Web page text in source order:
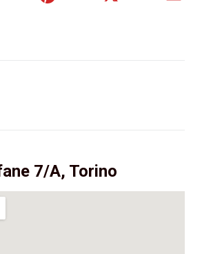
7/A, Torino